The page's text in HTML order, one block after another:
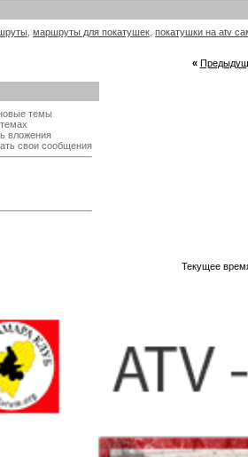
маршруты для покатушек покатушки на atv
«
темы
вложения
свои сообщения
Текущее